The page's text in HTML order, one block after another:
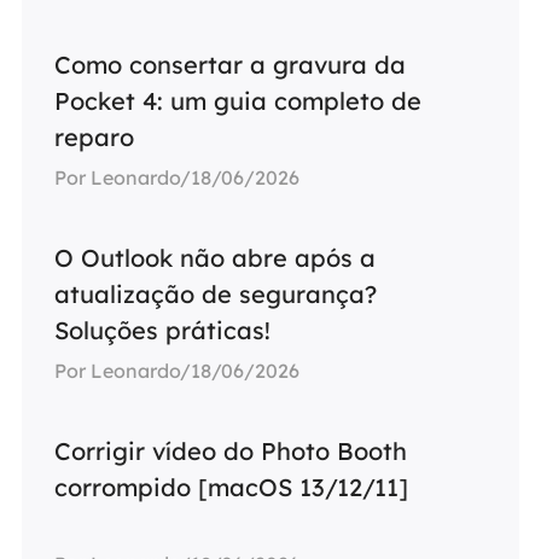
Como consertar a gravura da
Pocket 4: um guia completo de
reparo
Por Leonardo/18/06/2026
O Outlook não abre após a
atualização de segurança?
Soluções práticas!
Por Leonardo/18/06/2026
Corrigir vídeo do Photo Booth
corrompido [macOS 13/12/11]